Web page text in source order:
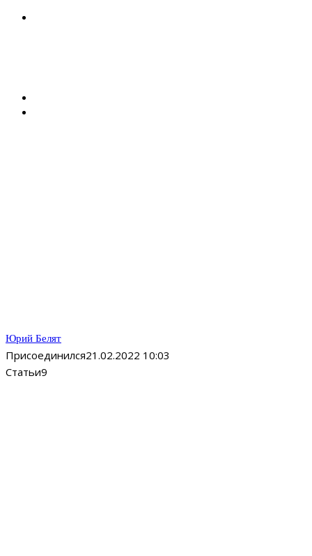
Юрий Белят
Присоединился21.02.2022 10:03
Статьи9